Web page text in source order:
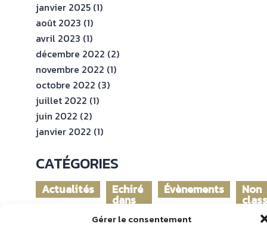
Gérer le consentement
janvier 2025 (1)
août 2023 (1)
avril 2023 (1)
décembre 2022 (2)
novembre 2022 (1)
octobre 2022 (3)
juillet 2022 (1)
juin 2022 (2)
janvier 2022 (1)
CATÉGORIES
Actualités Echiré
dans
monde
Évènements Non